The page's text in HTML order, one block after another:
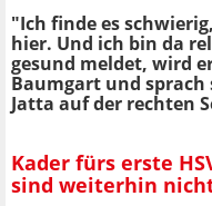
"Ich finde es
hier. Und ich bin da
gesund meldet, wird
Baumgart und
Jatta auf der rechten
Kader fürs erste
sind weiterhin